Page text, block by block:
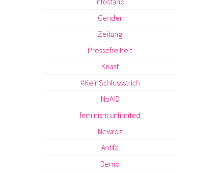
Gender
Zeitung
Pressefreiheit
Knast
#KeinSchlussstrich
NoAfD
feminism unlimited
Newroz
Antifa
Demo